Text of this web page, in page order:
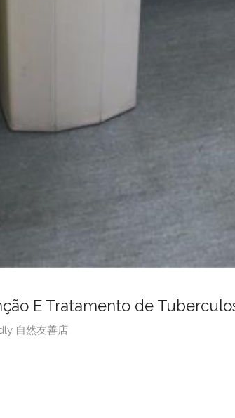
E Tratamento de
自然友善店